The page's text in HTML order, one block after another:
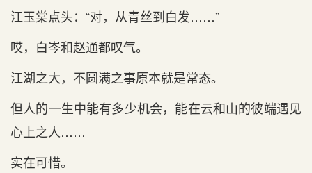
江玉棠点头：“对，从青丝到白发……”
哎，白岑和赵通都叹气。
江湖之大，不圆满之事原本就是常态。
但人的一生中能有多少机会，能在云和山的彼端遇见
心上之人……
实在可惜。